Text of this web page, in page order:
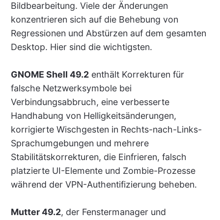
Bildbearbeitung. Viele der Änderungen
konzentrieren sich auf die Behebung von
Regressionen und Abstürzen auf dem gesamten
Desktop. Hier sind die wichtigsten.
GNOME Shell 49.2enthält Korrekturen für
falsche Netzwerksymbole bei
Verbindungsabbruch, eine verbesserte
Handhabung von Helligkeitsänderungen,
korrigierte Wischgesten in Rechts-nach-Links-
Sprachumgebungen und mehrere
Stabilitätskorrekturen, die Einfrieren, falsch
platzierte UI-Elemente und Zombie-Prozesse
während der VPN-Authentifizierung beheben.
Mutter 49.2, der Fenstermanager und